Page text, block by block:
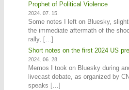
Prophet of Political Violence
2024. 07. 15.
Some notes I left on Bluesky,
the immediate aftermath of the
rally, […]
Short notes on the first 2024 US
2024. 06. 28.
Memos I took on Bluesky during
livecast debate, as organized by
speaks […]